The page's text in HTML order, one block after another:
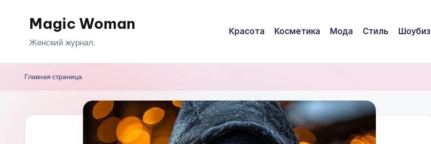
Magic Woman
Женский журнал.
Красота Косметика Мода Стиль Шоубиз
Главная страница